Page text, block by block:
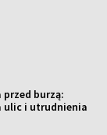
burzą:
ulic i utrudnienia